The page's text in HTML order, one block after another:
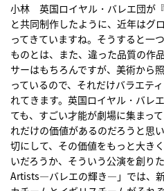
小林 英国ロイヤル・バレエ団が
と共同制作したように、近年はグ
ってきていますね。そうすると一
ものとは、また、違った品質の作
サーはもちろんですが、美術から
っているので、それだけバラエテ
れてきます。英国ロイヤル・バレ
ても、すごい才能が劇場に集まっ
れだけの価値があるのだろうと思
切にして、その価値をもっと大き
いだろうか、そういう公演を創り
Artists―バレエの輝き―」では、新